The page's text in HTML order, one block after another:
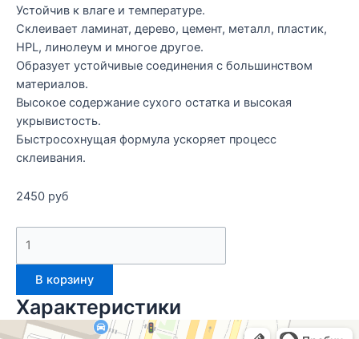
Устойчив к влаге и температуре.
Склеивает ламинат, дерево, цемент, металл, пластик,
HPL, линолеум и многое другое.
Образует устойчивые соединения с большинством
материалов.
Высокое содержание сухого остатка и высокая
укрывистость.
Быстросохнущая формула ускоряет процесс
склеивания.
2450 руб
В корзину
Характеристики